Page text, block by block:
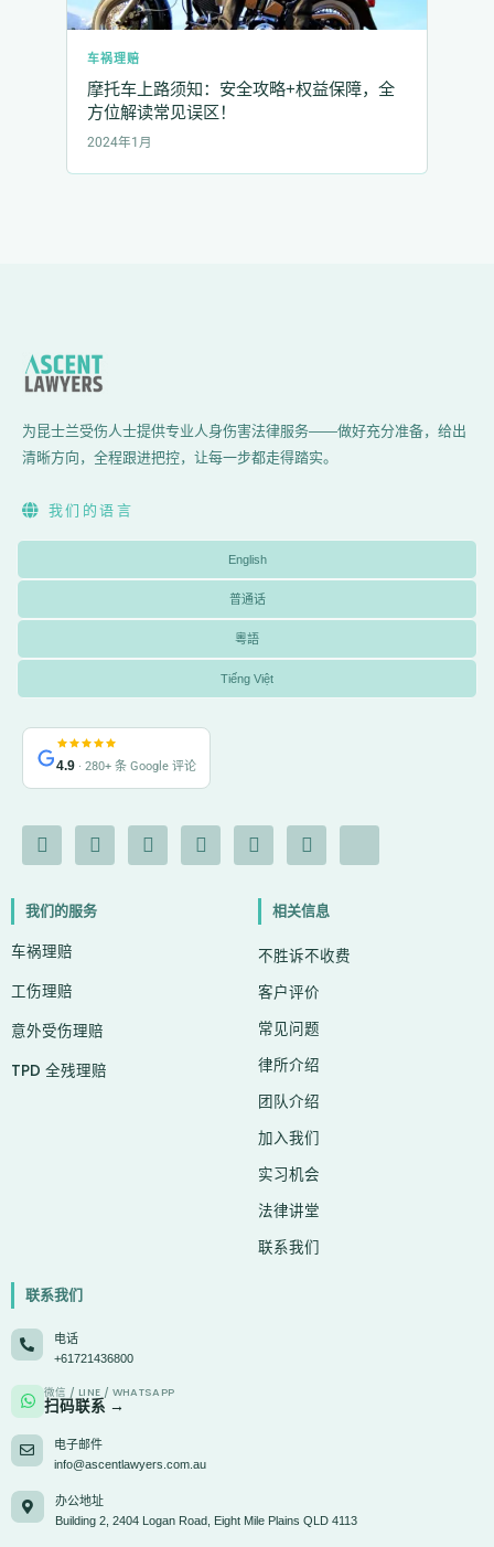
车祸理赔
摩托车上路须知：安全攻略+权益保障，全
方位解读常见误区！
2024年1月
为昆士兰受伤人士提供专业人身伤害法律服务——做好充分准备，给出
清晰方向，全程跟进把控，让每一步都走得踏实。
我们的语言
English
普通话
粵語
Tiếng Việt
4.9 · 280+ 条 Google 评论
F
a
c
b
o
-
I
n
s
a
Y
o
u
L
i
n
G
o
o
g
e
X
-
t
i
t
r
I
o
我们的服务
车祸理赔
工伤理赔
意外受伤理赔
TPD 全残理赔
相关信息
不胜诉不收费
客户评价
常见问题
律所介绍
团队介绍
加入我们
实习机会
法律讲堂
联系我们
联系我们
电话
+61721436800
微信 / LINE / WHATSAPP
扫码联系 →
电子邮件
info@ascentlawyers.com.au
办公地址
Building 2, 2404 Logan Road, Eight Mile Plains QLD 4113